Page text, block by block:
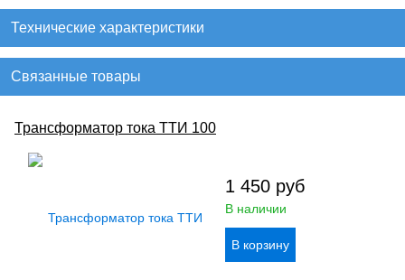
Технические характеристики
Связанные товары
Трансформатор тока ТТИ 100
1 450 руб
В наличии